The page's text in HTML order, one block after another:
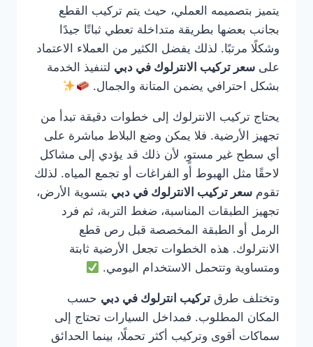
يتميز بتصميمه العملي، حيث يتم تركيب القطع
بجانب بعضها بطريقة متداخلة تعطي ثباتًا جيدًا
وشكلًا مرتبًا. لذلك يفضل الكثير من العملاء الاعتماد
على سعر تركيب الانترلوك في دبي لتنفيذ الخدمة
بشكل احترافي يضمن المتانة والجمال.
يحتاج تركيب الانترلوك إلى خطوات دقيقة تبدأ من
تجهيز الأرضية. فلا يمكن وضع البلاط مباشرة على
أي سطح غير مستوٍ، لأن ذلك قد يؤدي إلى مشاكل
لاحقًا مثل الهبوط أو الفراغات أو تجمع المياه. لذلك
تقوم سعر تركيب الانترلوك في دبي بتسوية الأرض،
تجهيز الطبقات المناسبة، ضغط التربة، ثم فرد
الرمل أو الطبقة المخصصة قبل رص قطع
الانترلوك. هذه الخطوات تجعل الأرضية ثابتة
ومتساوية وتتحمل الاستخدام اليومي.
وتختلف طرق تركيب انترلوك في دبي حسب
المكان المطلوب. فمداخل السيارات تحتاج إلى
سماكات أقوى وتركيب أكثر تحملًا، بينما الحدائق